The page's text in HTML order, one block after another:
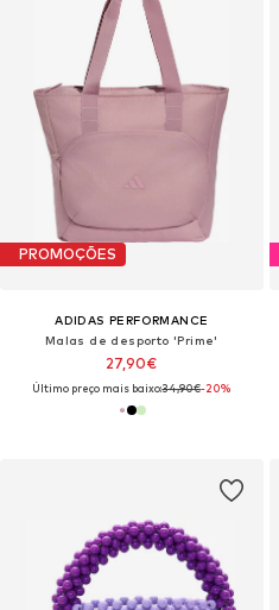
PROMOÇÕES
ADIDAS PERFORMANCE
Malas de desporto 'Prime'
27,90€
Último preço mais baixo:34,90€-20%